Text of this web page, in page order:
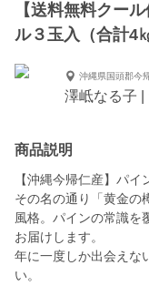
【送料無料クー
ル３玉入（合計4
沖縄県国頭郡今
澤岻なる子 |
商品説明
【沖縄今帰仁産】パ
その名の通り「黄金の
風格。パインの常識を
お届けします。
年に一度しか出会えな
い。